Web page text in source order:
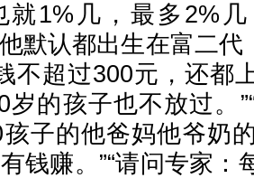
就1%几，最多2%
默认都出生在富二
不超过300元，还都
岁的孩子也不放过。
子的他爸妈他爷奶
钱赚。”“请问专家：